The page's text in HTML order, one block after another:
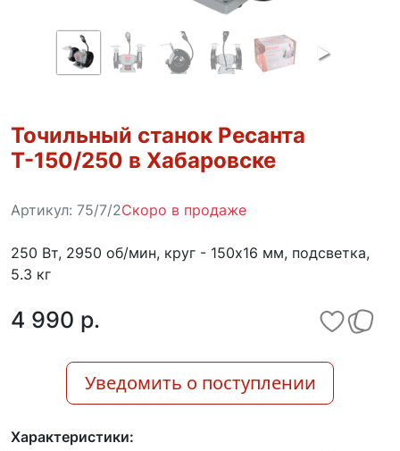
Точильный станок Ресанта
Т-150/250 в Хабаровске
Артикул: 75/7/2Скоро в продаже
250 Вт, 2950 об/мин, круг - 150х16 мм, подсветка,
5.3 кг
4 990 p.
Уведомить о поступлении
Характеристики: